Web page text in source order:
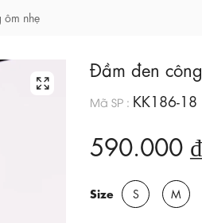
ôm nhẹ
Đầm đen
Mã SP : KK186-18
590.000 ₫
Size S M